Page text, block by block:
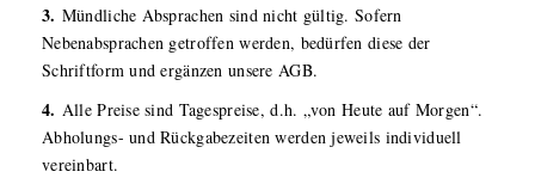
3. Mündliche Absprachen sind nicht gültig. Sofern
Nebenabsprachen getroffen werden, bedürfen diese der
Schriftform und ergänzen unsere AGB.
4. Alle Preise sind Tagespreise, d.h. „von Heute auf Morgen“.
Abholungs- und Rückgabezeiten werden jeweils individuell
vereinbart.